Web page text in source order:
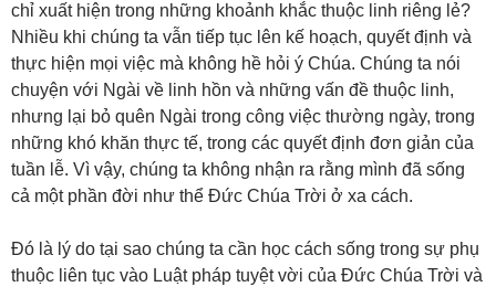
chỉ xuất hiện trong những khoảnh khắc thuộc linh riêng lẻ?
Nhiều khi chúng ta vẫn tiếp tục lên kế hoạch, quyết định và
thực hiện mọi việc mà không hề hỏi ý Chúa. Chúng ta nói
chuyện với Ngài về linh hồn và những vấn đề thuộc linh,
nhưng lại bỏ quên Ngài trong công việc thường ngày, trong
những khó khăn thực tế, trong các quyết định đơn giản của
tuần lễ. Vì vậy, chúng ta không nhận ra rằng mình đã sống
cả một phần đời như thể Đức Chúa Trời ở xa cách.
Đó là lý do tại sao chúng ta cần học cách sống trong sự phụ
thuộc liên tục vào Luật pháp tuyệt vời của Đức Chúa Trời và